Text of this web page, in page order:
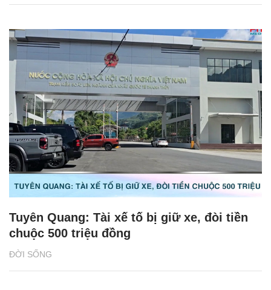
ĐỜI SỐNG
Tuyên Quang: Tài xế tố bị giữ xe, đòi tiền
chuộc 500 triệu đồng